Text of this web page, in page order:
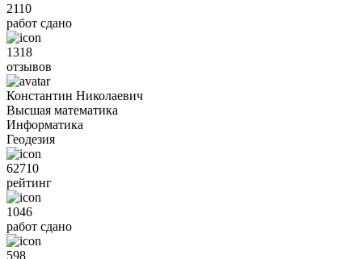
2110
работ сдано
1318
отзывов
Константин Николаевич
Высшая математика
Информатика
Геодезия
62710
рейтинг
1046
работ сдано
598